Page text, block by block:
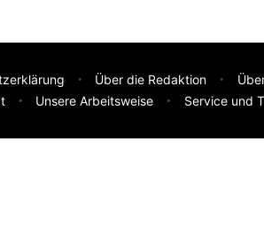
Über die Redaktion
Unsere Arbeitsweise Service und